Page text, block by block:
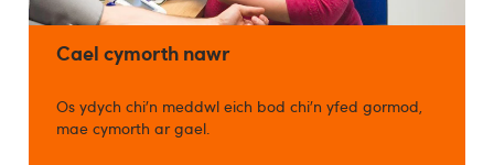
Cael cymorth nawr
Os ydych chi’n meddwl eich bod chi’n yfed gormod,
mae cymorth ar gael.